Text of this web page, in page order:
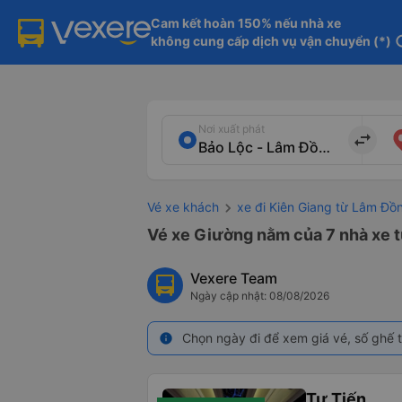
Cam kết hoàn 150% nếu nhà xe
không cung cấp dịch vụ vận chuyển (*)
Nơi xuất phát
import_export
Vé xe khách xe đi Kiên Giang từ Lâm
Vé xe Giường nằm của 7 nhà xe
Vexere Team
Ngày cập nhật: 08/08/2026
info Chọn ngày đi để xem giá vé, số